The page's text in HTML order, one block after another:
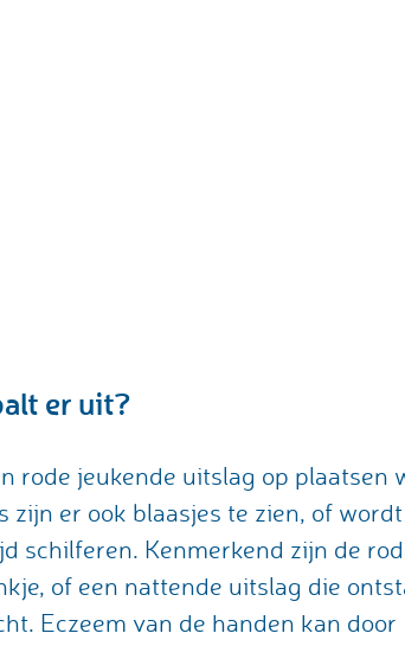
er uit?
rode jeukende uitslag op plaatsen
er ook blaasjes te zien, of
schilferen. Kenmerkend zijn de
of een nattende uitslag die
Eczeem van de handen kan door